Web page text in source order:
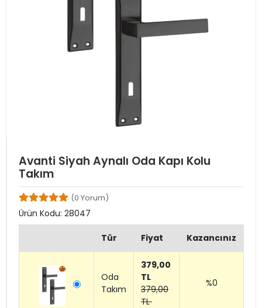
Avanti Siyah Aynalı Oda Kapı Kolu
Takım
(0 Yorum)
Ürün Kodu: 28047
Tür Fiyat Kazancınız
Oda
Takım
379,00
TL
379,00
TL
%0